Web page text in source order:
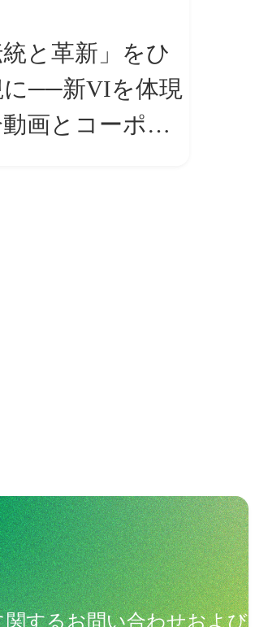
と革新」をひ
に──新VIを体現
画とコーポレ
関するお問い合わせおよび